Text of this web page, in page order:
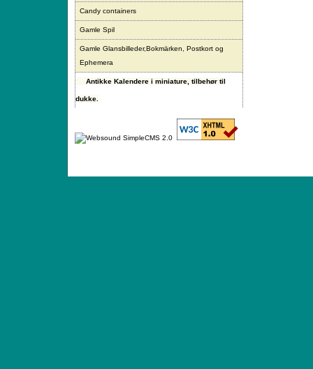
Candy containers
Gamle Spil
Gamle Glansbilleder,Bokmärken, Postkort og
Ephemera
Antikke Kalendere i miniature, tilbehør til
dukke.